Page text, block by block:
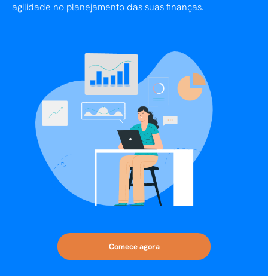
agilidade no planejamento das suas finanças.
Comece agora